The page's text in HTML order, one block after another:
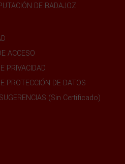
DE BADAJOZ
ACCESO
PRIVACIDAD
PROTECCIÓN DE DATOS
(Sin Certificado)